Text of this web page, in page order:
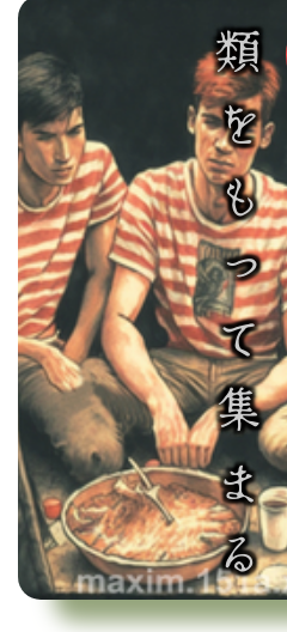
類をもって集まる